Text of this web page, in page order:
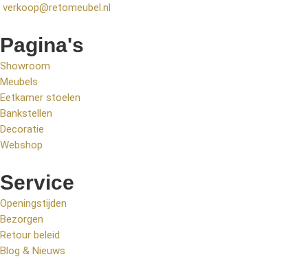
verkoop@retomeubel.nl
Pagina's
Showroom
Meubels
Eetkamer stoelen
Bankstellen
Decoratie
Webshop
Service
Openingstijden
Bezorgen
Retour beleid
Blog & Nieuws